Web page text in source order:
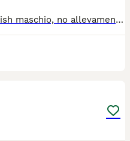
Vendo bellissimi cuccioli Scottish maschio, no allevamento, genitori visibili , prezzo affare , super coccoloni